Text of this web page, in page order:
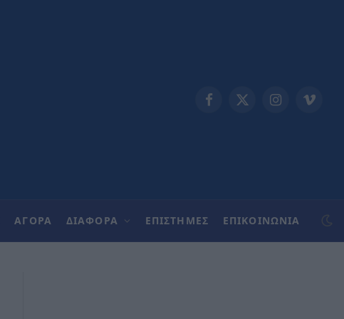
Facebook
X
InstagramVimeo
ΑΓΟΡΑ ΔΙΑΦΟΡΑ ΕΠΙΣΤΗΜΕΣ ΕΠΙΚΟΙΝΩΝΊΑ